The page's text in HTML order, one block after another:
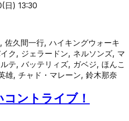
日) 13:30
佐久間一行, ハイキングウォーキ
ク, ジェラードン, ネルソンズ, マ
テ, バッテリィズ, ガベジ, ほんこ
雄, チャド・マレーン, 鈴木那奈
ントライブ！